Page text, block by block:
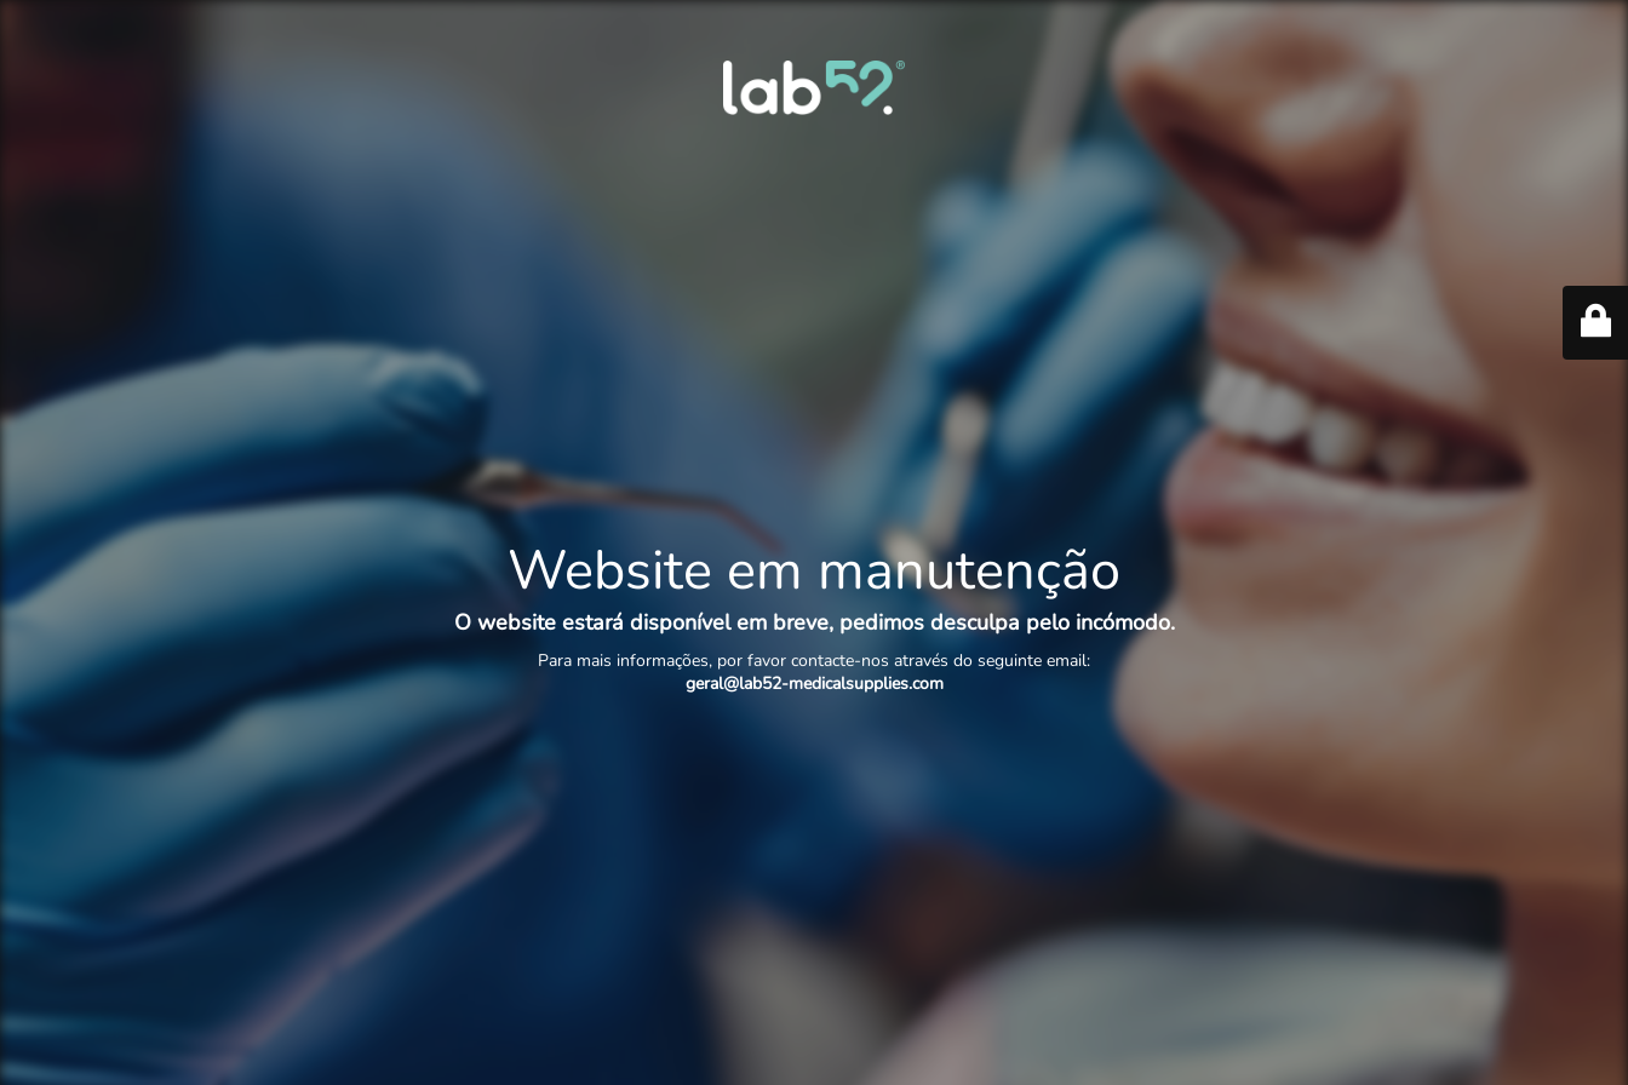
Website em manutenção
O website estará disponível em breve, pedimos desculpa pelo incómodo.
Para mais informações, por favor contacte-nos através do seguinte email:
geral@lab52-medicalsupplies.com